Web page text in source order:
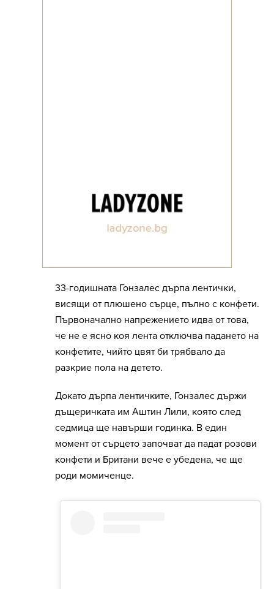
33-годишната Гонзалес дърпа лентички,
висящи от плюшено сърце, пълно с конфети.
Първоначално напрежението идва от това,
че не е ясно коя лента отключва падането на
конфетите, чийто цвят би трябвало да
разкрие пола на детето.
Докато дърпа лентичките, Гонзалес държи
дъщеричката им Аштин Лили, която след
седмица ще навърши годинка. В един
момент от сърцето започват да падат розови
конфети и Британи вече е убедена, че ще
роди момиченце.